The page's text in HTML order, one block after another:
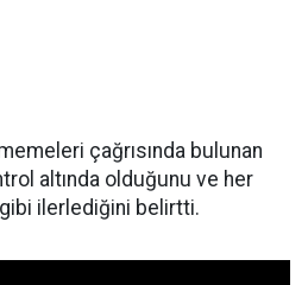
çağrısında bulunan
altında olduğunu ve her
ilerlediğini belirtti.